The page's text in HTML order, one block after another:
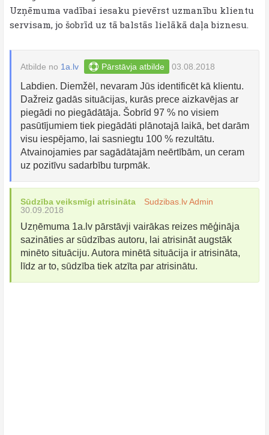
Uzņēmuma vadībai iesaku pievērst uzmanību klientu
servisam, jo šobrīd uz tā balstās lielākā daļa biznesu.
Atbilde no 1a.lv Pārstāvja atbilde 03.08.2018
Labdien. Diemžēl, nevaram Jūs identificēt kā klientu.
Dažreiz gadās situācijas, kurās prece aizkavējas ar
piegādi no piegādātāja. Šobrīd 97 % no visiem
pasūtījumiem tiek piegādāti plānotajā laikā, bet darām
visu iespējamo, lai sasniegtu 100 % rezultātu.
Atvainojamies par sagādātajām neērtībām, un ceram
uz pozitīvu sadarbību turpmāk.
Sūdzība veiksmīgi atrisināta
Sudzibas.lv Admin
30.09.2018
Uzņēmuma 1a.lv pārstāvji vairākas reizes mēģināja
sazināties ar sūdzības autoru, lai atrisināt augstāk
minēto situāciju. Autora minētā situācija ir atrisināta,
līdz ar to, sūdzība tiek atzīta par atrisinātu.